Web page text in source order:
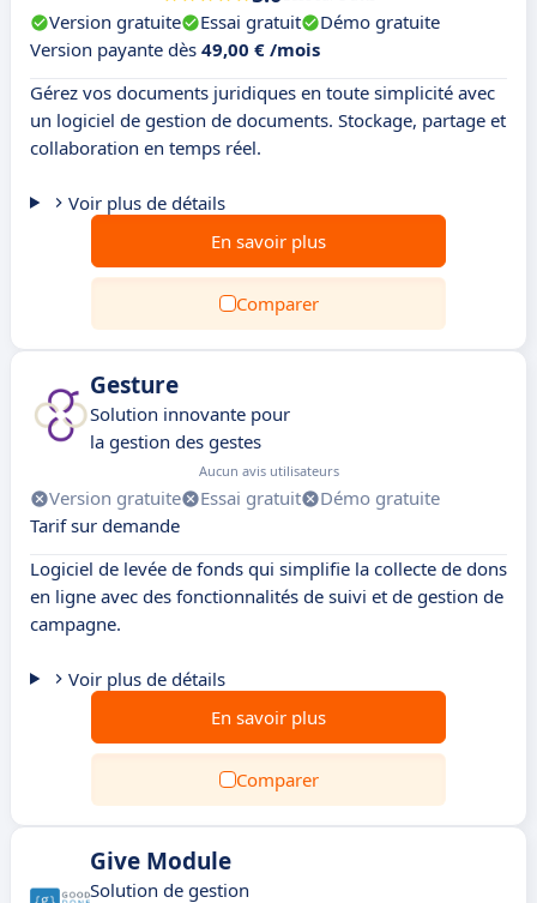
Version gratuite Essai gratuit
Démo gratuite
Version payante dès 49,00 € /mois
Gérez vos documents juridiques en toute simplicité avec
un logiciel de gestion de documents. Stockage, partage et
collaboration en temps réel.
Voir plus de détails
En savoir plus
Comparer
Gesture
Solution innovante pour
la gestion des gestes
Aucun avis utilisateurs
Version gratuite Essai gratuit
Démo gratuite
Tarif sur demande
Logiciel de levée de fonds qui simplifie la collecte de dons
en ligne avec des fonctionnalités de suivi et de gestion de
campagne.
Voir plus de détails
En savoir plus
Comparer
Give Module
Solution de gestion